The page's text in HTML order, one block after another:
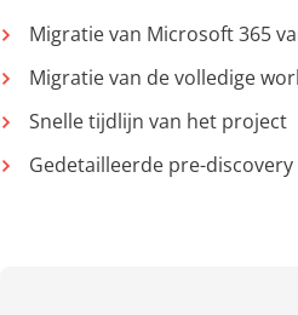
Migratie van Microsoft 365
Migratie van de volledige
Snelle tijdlijn van het project
Gedetailleerde pre-